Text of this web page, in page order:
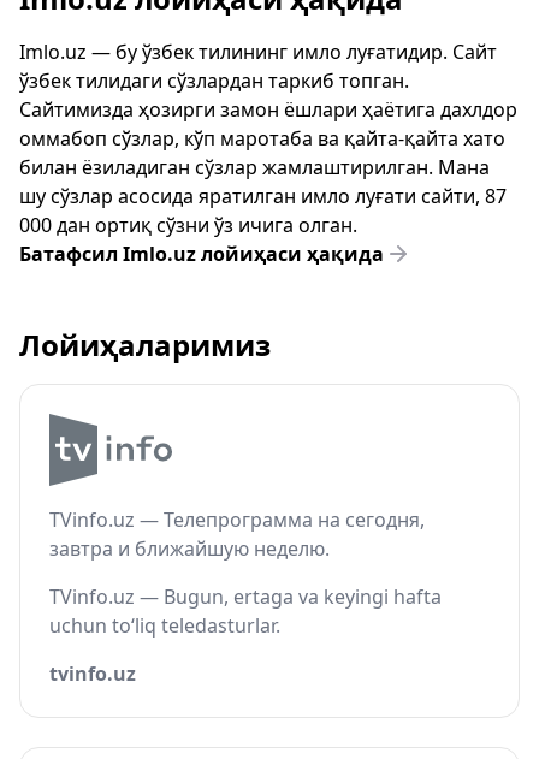
Imlo.uz — бу ўзбек тилининг имло луғатидир. Сайт
ўзбек тилидаги сўзлардан таркиб топган.
Сайтимизда ҳозирги замон ёшлари ҳаётига дахлдор
оммабоп сўзлар, кўп маротаба ва қайта-қайта хато
билан ёзиладиган сўзлар жамлаштирилган. Мана
шу сўзлар асосида яратилган имло луғати сайти, 87
000 дан ортиқ сўзни ўз ичига олган.
Батафсил Imlo.uz лойиҳаси ҳақида
Лойиҳаларимиз
TVinfo.uz — Телепрограмма на сегодня,
завтра и ближайшую неделю.
TVinfo.uz — Bugun, ertaga va keyingi hafta
uchun to‘liq teledasturlar.
tvinfo.uz